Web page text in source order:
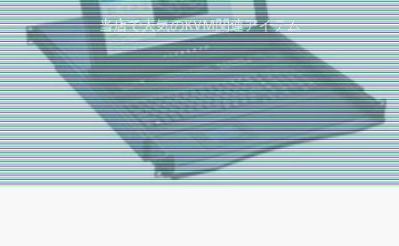
当店で人気のKVM関連アイテム